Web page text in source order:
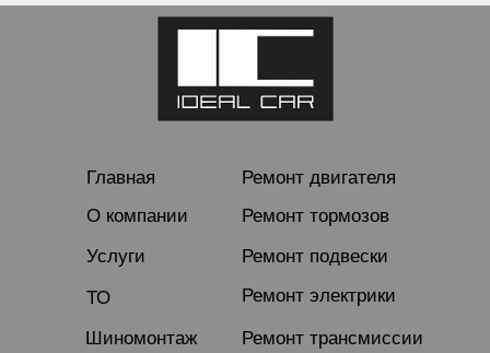
Ремонт подвески
Ремонт электрики
Ремонт трансмиссии
Главная
Услуги
О компании
Ремонт двигателя
Ремонт тормозов
ТО
Шиномонтаж